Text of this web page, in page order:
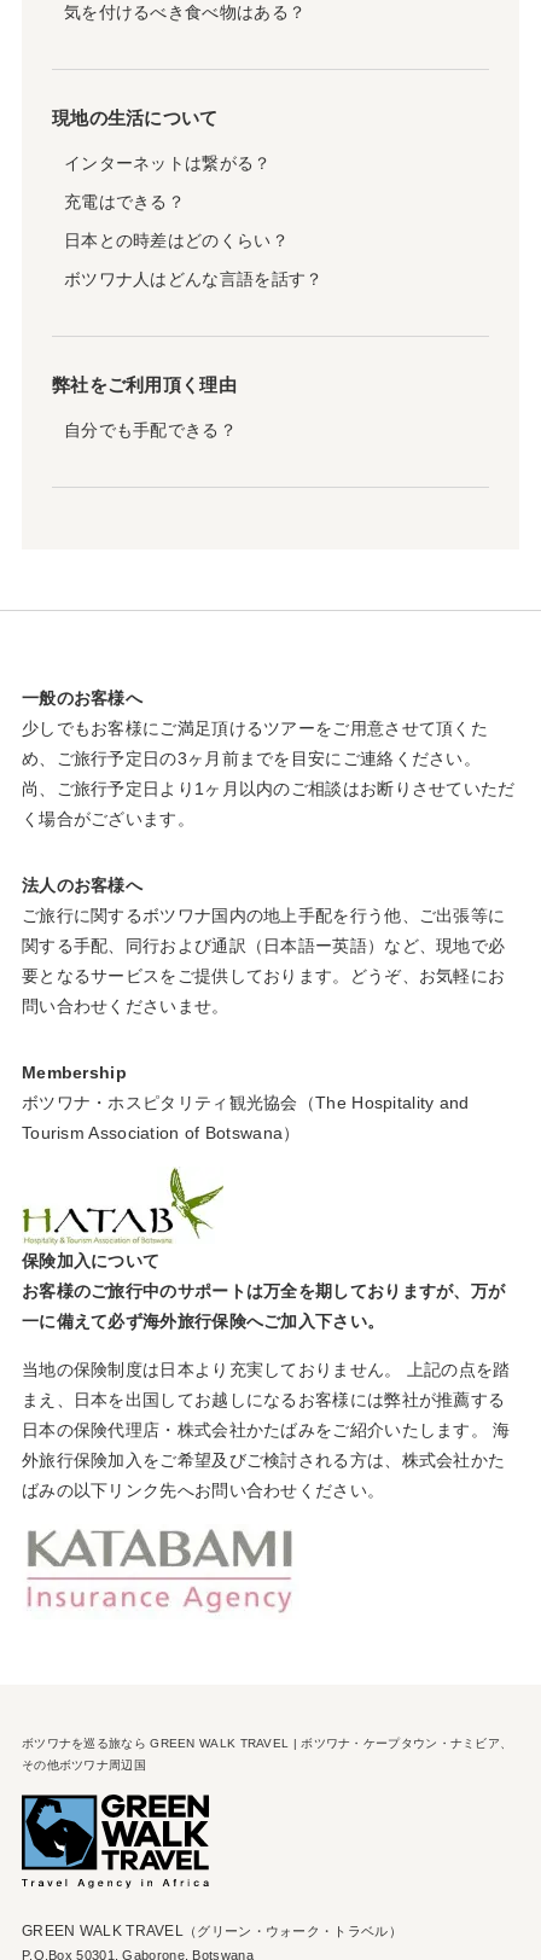
気を付けるべき食べ物はある？
現地の生活について
インターネットは繋がる？
充電はできる？
日本との時差はどのくらい？
ボツワナ人はどんな言語を話す？
弊社をご利用頂く理由
自分でも手配できる？
一般のお客様へ
少しでもお客様にご満足頂けるツアーをご用意させて頂くた
め、ご旅行予定日の3ヶ月前までを目安にご連絡ください。
尚、ご旅行予定日より1ヶ月以内のご相談はお断りさせていただ
く場合がございます。
法人のお客様へ
ご旅行に関するボツワナ国内の地上手配を行う他、ご出張等に
関する手配、同行および通訳（日本語ー英語）など、現地で必
要となるサービスをご提供しております。どうぞ、お気軽にお
問い合わせくださいませ。
Membership
ボツワナ・ホスピタリティ観光協会（The Hospitality and
Tourism Association of Botswana）
保険加入について
お客様のご旅行中のサポートは万全を期しておりますが、万が
一に備えて必ず海外旅行保険へご加入下さい。
当地の保険制度は日本より充実しておりません。 上記の点を踏
まえ、日本を出国してお越しになるお客様には弊社が推薦する
日本の保険代理店・株式会社かたばみをご紹介いたします。 海
外旅行保険加入をご希望及びご検討される方は、株式会社かた
ばみの以下リンク先へお問い合わせください。
ボツワナを巡る旅なら GREEN WALK TRAVEL | ボツワナ・ケープタウン・ナミビア、
その他ボツワナ周辺国
GREEN WALK TRAVEL （グリーン・ウォーク・トラベル）
P.O.Box 50301, Gaborone, Botswana